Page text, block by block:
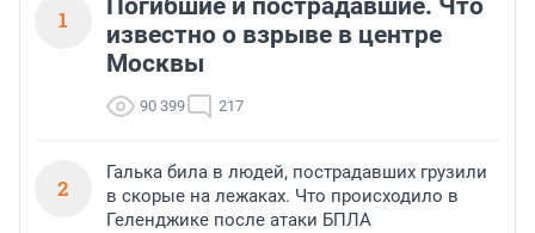
1
Погибшие и пострадавшие. Что
известно о взрыве в центре
Москвы
90 399 217
2
Галька била в людей, пострадавших грузили
в скорые на лежаках. Что происходило в
Геленджике после атаки БПЛА